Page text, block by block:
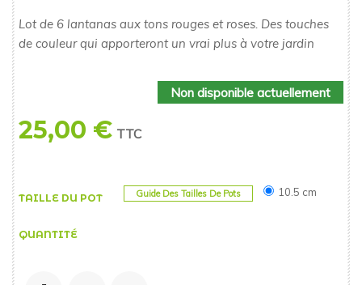
Lot de 6 lantanas aux tons rouges et roses. Des touches
de couleur qui apporteront un vrai plus à votre jardin
Non disponible actuellement
25,00 € TTC
TAILLE DU POT Guide Des Tailles De Pots 10.5 cm
QUANTITÉ